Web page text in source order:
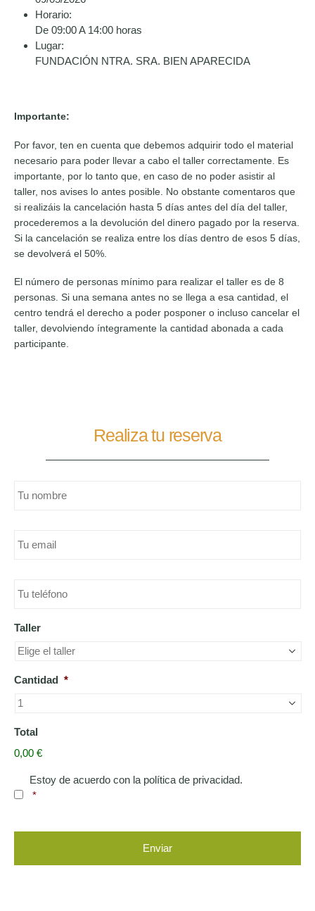
Horario:
De 09:00 A 14:00 horas
Lugar:
FUNDACIÓN NTRA. SRA. BIEN APARECIDA
Importante:
Por favor, ten en cuenta que debemos adquirir todo el material
necesario para poder llevar a cabo el taller correctamente. Es
importante, por lo tanto que, en caso de no poder asistir al
taller, nos avises lo antes posible. No obstante comentaros que
si realizáis la cancelación hasta 5 días antes del día del taller,
procederemos a la devolución del dinero pagado por la reserva.
Si la cancelación se realiza entre los días dentro de esos 5 días,
se devolverá el 50%.
El número de personas mínimo para realizar el taller es de 8
personas. Si una semana antes no se llega a esa cantidad, el
centro tendrá el derecho a poder posponer o incluso cancelar el
taller, devolviendo íntegramente la cantidad abonada a cada
participante.
Realiza tu reserva
completo *
Taller
Cantidad *
Total
0,00 €
Consentimiento *
Estoy de acuerdo con la política de privacidad.
*